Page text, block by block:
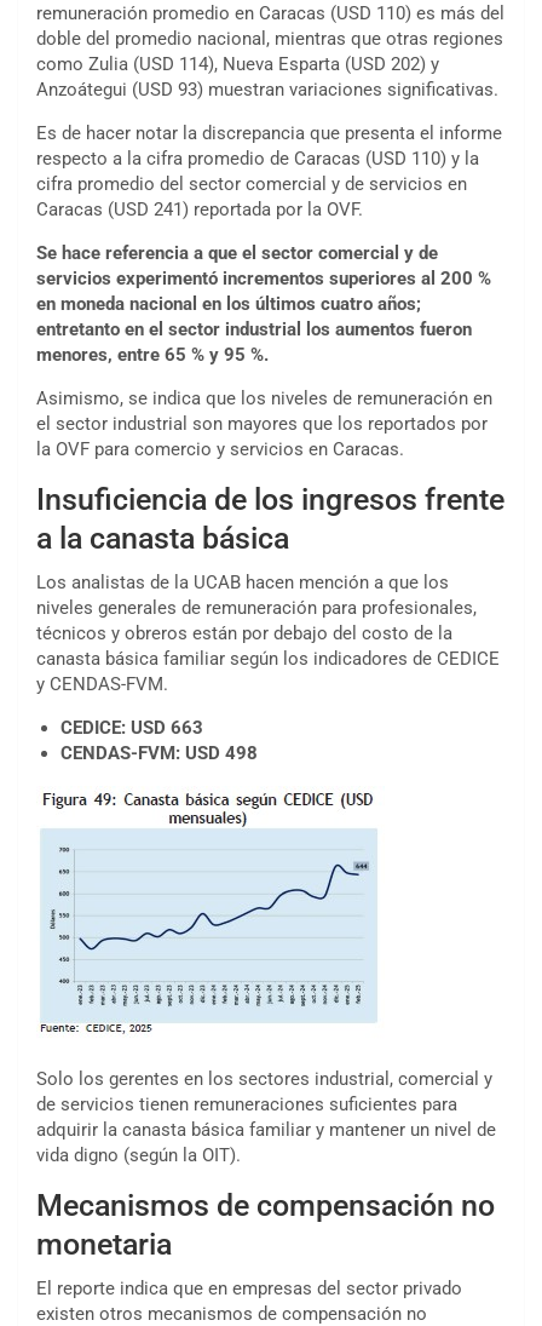
remuneración promedio en Caracas (USD 110) es más del
doble del promedio nacional, mientras que otras regiones
como Zulia (USD 114), Nueva Esparta (USD 202) y
Anzoátegui (USD 93) muestran variaciones significativas.
Es de hacer notar la discrepancia que presenta el informe
respecto a la cifra promedio de Caracas (USD 110) y la
cifra promedio del sector comercial y de servicios en
Caracas (USD 241) reportada por la OVF.
Se hace referencia a que el sector comercial y de
servicios experimentó incrementos superiores al 200 %
en moneda nacional en los últimos cuatro años;
entretanto en el sector industrial los aumentos fueron
menores, entre 65 % y 95 %.
Asimismo, se indica que los niveles de remuneración en
el sector industrial son mayores que los reportados por
la OVF para comercio y servicios en Caracas.
Insuficiencia de los ingresos frente
a la canasta básica
Los analistas de la UCAB hacen mención a que los
niveles generales de remuneración para profesionales,
técnicos y obreros están por debajo del costo de la
canasta básica familiar según los indicadores de CEDICE
y CENDAS-FVM.
CEDICE: USD 663
CENDAS-FVM: USD 498
Solo los gerentes en los sectores industrial, comercial y
de servicios tienen remuneraciones suficientes para
adquirir la canasta básica familiar y mantener un nivel de
vida digno (según la OIT).
Mecanismos de compensación no
monetaria
El reporte indica que en empresas del sector privado
existen otros mecanismos de compensación no